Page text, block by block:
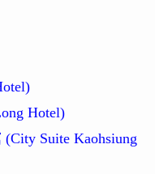
Hotel)
Suite Kaohsiung